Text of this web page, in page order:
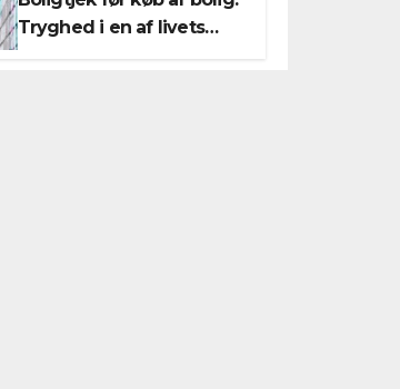
Tryghed i en af livets
største beslutninger